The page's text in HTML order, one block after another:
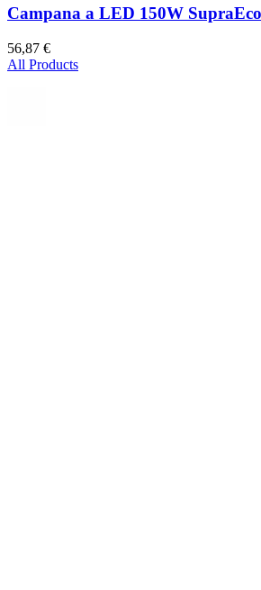
Campana a LED 150W SupraEco
56,87 €
All Products